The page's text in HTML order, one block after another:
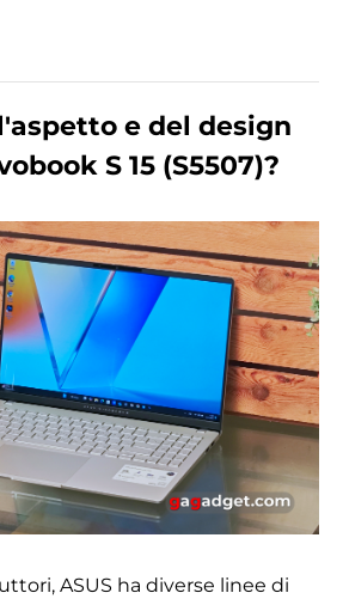
e del design
S 15 (S5507)?
ASUS ha diverse linee di